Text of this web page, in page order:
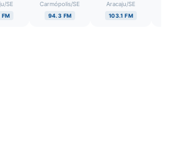
/SE
FM
Carmópolis/SE
94.3 FM
Aracaju/SE
103.1 FM